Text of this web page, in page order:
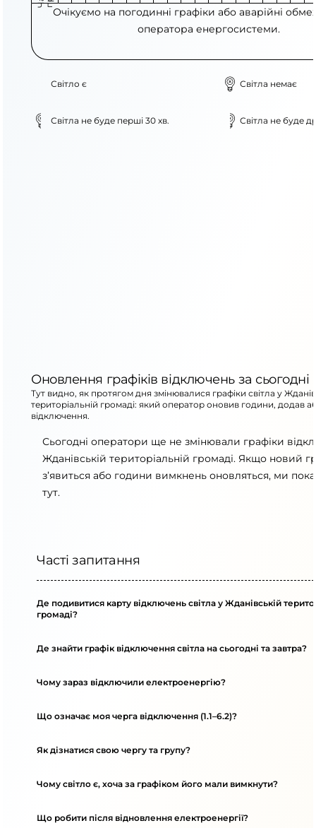
Очікуємо на погодинні графіки або аварійні
оператора енергосистеми.
Світло є Світла немає
Світла не буде перші 30 хв. Світла не буде
Оновлення графіків відключень за сьогодні
Тут видно, як протягом дня змінювалися графіки світла у
територіальній громаді: який оператор оновив години, додав
відключення.
Сьогодні оператори ще не змінювали графіки
Жданівській територіальній громаді. Якщо новий
з’явиться або години вимкнень оновляться, ми
тут.
Часті запитання
Де подивитися карту відключень світла у Жданівській
громаді?
Де знайти графік відключення світла на сьогодні та завтра?
Чому зараз відключили електроенергію?
Що означає моя черга відключення (1.1–6.2)?
Як дізнатися свою чергу та групу?
Чому світло є, хоча за графіком його мали вимкнути?
Що робити після відновлення електроенергії?